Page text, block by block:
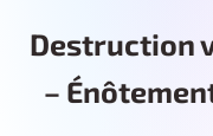
Destruction
–